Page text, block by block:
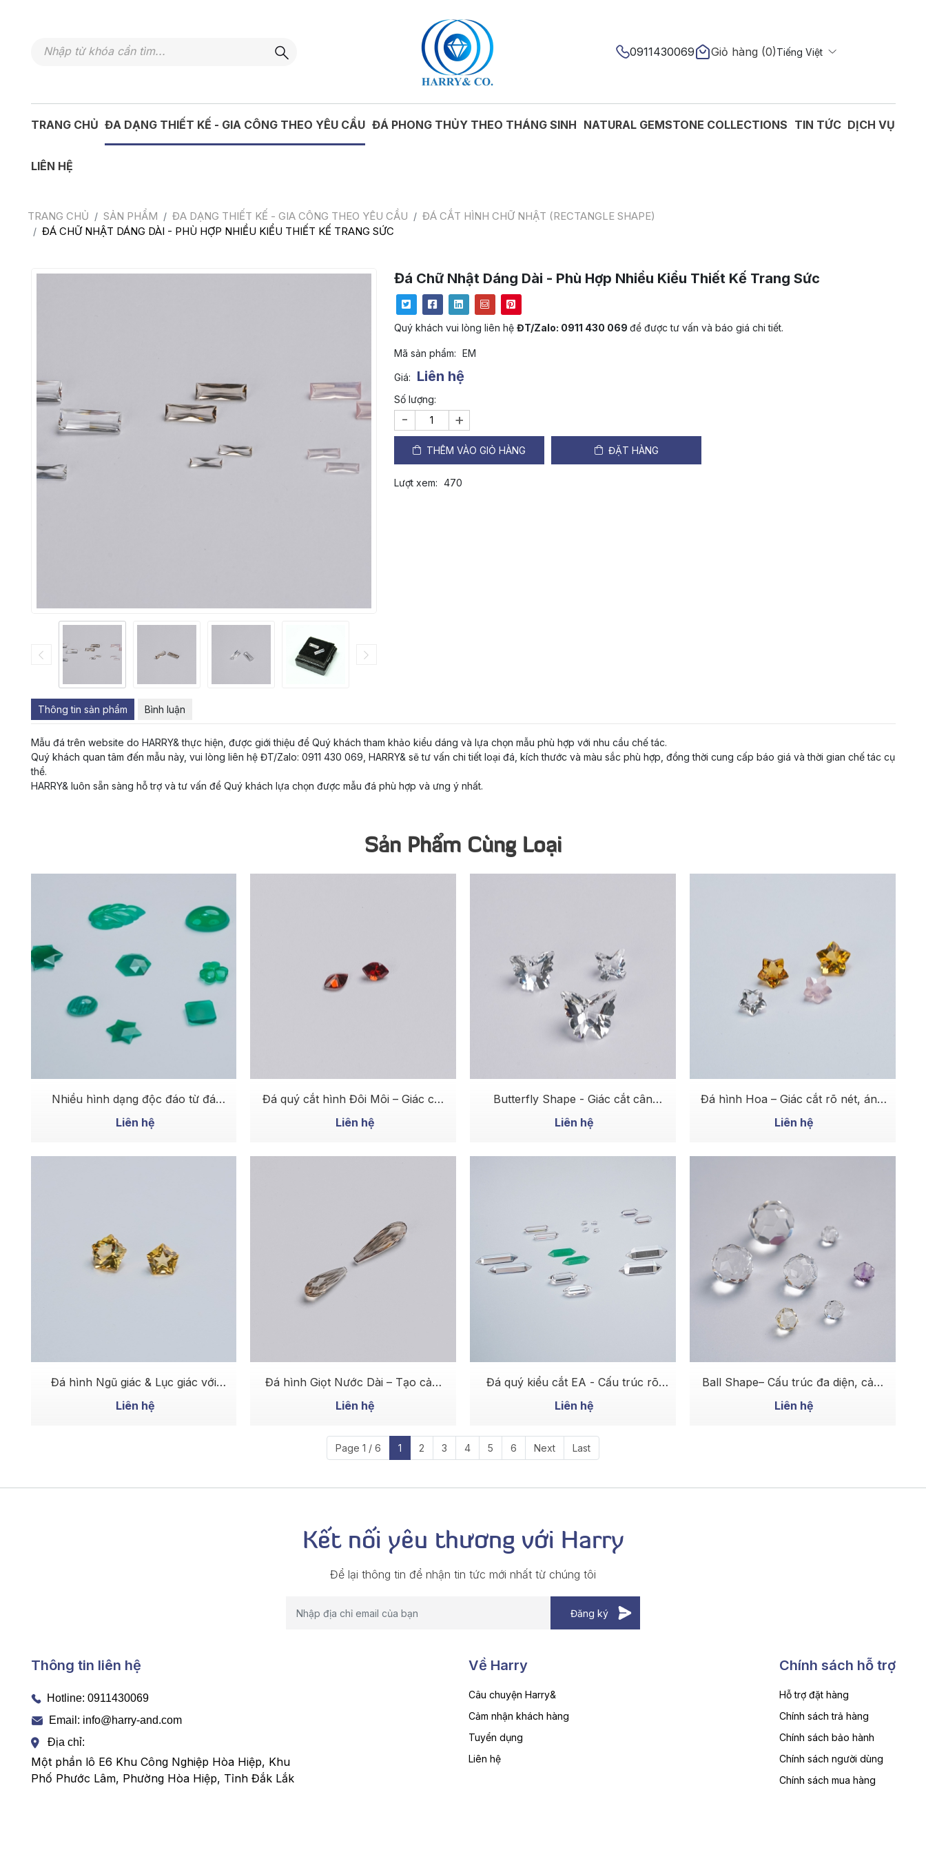
0911430069 Giỏ hàng (0)Tiếng Việt
TRANG CHỦ ĐA DẠNG THIẾT KẾ - GIA CÔNG THEO YÊU CẦU ĐÁ PHONG THỦY THEO THÁNG SINH NATURAL GEMSTONE COLLECTIONS TIN TỨC DỊCH VỤ
LIÊN HỆ
TRANG CHỦ SẢN PHẨM ĐA DẠNG THIẾT KẾ - GIA CÔNG THEO YÊU CẦU
ĐÁ CẮT HÌNH CHỮ NHẬT (RECTANGLE SHAPE)
ĐÁ CHỮ NHẬT DÁNG DÀI - PHÙ HỢP NHIỀU KIỂU THIẾT KẾ TRANG SỨC
Đá Chữ Nhật Dáng Dài - Phù Hợp Nhiều Kiểu Thiết Kế Trang Sức
Quý khách vui lòng liên hệ ĐT/Zalo: 0911 430 069 để được tư vấn và báo giá chi tiết.
Mã sản phẩm: EM
Giá: Liên hệ
Số lượng:
- +
THÊM VÀO GIỎ HÀNG ĐẶT HÀNG
Lượt xem: 470
Thông tin sản phẩm Bình luận
Mẫu đá trên website do HARRY& thực hiện, được giới thiệu để Quý khách tham khảo kiểu dáng và lựa chọn mẫu phù hợp với nhu cầu chế tác.
Quý khách quan tâm đến mẫu này, vui lòng liên hệ ĐT/Zalo: 0911 430 069, HARRY& sẽ tư vấn chi tiết loại đá, kích thước và màu sắc phù hợp, đồng thời cung cấp báo giá và thời gian chế tác cụ
thể.
HARRY& luôn sẵn sàng hỗ trợ và tư vấn để Quý khách lựa chọn được mẫu đá phù hợp và ưng ý nhất.
Sản Phẩm Cùng Loại
MUA NGAY
Nhiều hình dạng độc đáo từ đá
Liên hệ
MUA NGAY
Đá quý cắt hình Đôi Môi – Giác cắt
Liên hệ
Butterfly Shape - Giác cắt cân
Liên hệ
MUA NGAY
Đá hình Hoa – Giác cắt rõ nét, ánh
Liên hệ
MUA NGAY
Đá hình Ngũ giác & Lục giác với
bên trong
Liên hệ
MUA NGAY
Đá hình Giọt Nước Dài – Tạo cảm
Liên hệ
MUA NGAY
Đá quý kiểu cắt EA - Cấu trúc rõ
Liên hệ
MUA NGAY
Ball Shape– Cấu trúc đa diện, cảm
Liên hệ
Page 1 / 6 1 2 3 4 5 6 Next Last
Kết nối yêu thương với Harry
Để lại thông tin để nhận tin tức mới nhất từ chúng tôi
Thông tin liên hệ
Hotline: 0911430069
Email: info@harry-and.com
Địa chỉ:
Một phần lô E6 Khu Công Nghiệp Hòa Hiệp, Khu
Phố Phước Lâm, Phường Hòa Hiệp, Tỉnh Đắk Lắk
Về Harry
Câu chuyện Harry&
Cảm nhận khách hàng
Tuyển dụng
Liên hệ
Chính sách hỗ trợ
Hỗ trợ đặt hàng
Chính sách trả hàng
Chính sách bảo hành
Chính sách người dùng
Chính sách mua hàng